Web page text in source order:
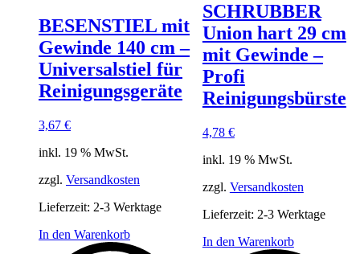
BESENSTIEL mit
Gewinde 140 cm –
Universalstiel für
Reinigungsgeräte
3,67 €
inkl. 19 % MwSt.
zzgl. Versandkosten
Lieferzeit: 2-3 Werktage
In den Warenkorb
SCHRUBBER
Union hart 29 cm
mit Gewinde –
Profi
Reinigungsbürste
4,78 €
inkl. 19 % MwSt.
zzgl. Versandkosten
Lieferzeit: 2-3 Werktage
In den Warenkorb